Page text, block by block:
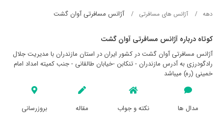
دهه آژانس های مسافرتی آژانس مسافرتی آوان گشت
کوتاه درباره آژانس مسافرتی آوان گشت
آژانس مسافرتی آوان گشت در کشور ایران در استان مازندران با مدیریت جلال
رادگودرزی به آدرس مازندران - تنکابن -خیابان طالقانی - جنب کمیته امداد امام
خمینی (ره) میباشد
مدال ها
نکته و جواب
مقاله
بروزرسانی